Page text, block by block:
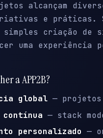
alcançam
e práticas.
simples criação
uma experiência
a APP2B?
global —
contínua — stack
personalizado —